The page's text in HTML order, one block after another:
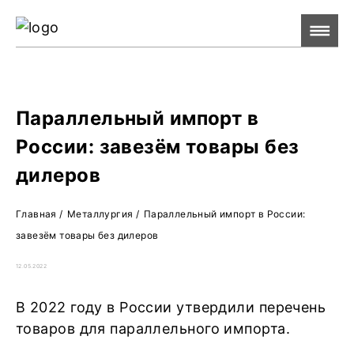
Параллельный импорт в
России: завезём товары без
дилеров
Главная / Металлургия / Параллельный импорт в России:
завезём товары без дилеров
12.05.2022
В 2022 году в России утвердили перечень
товаров для параллельного импорта.